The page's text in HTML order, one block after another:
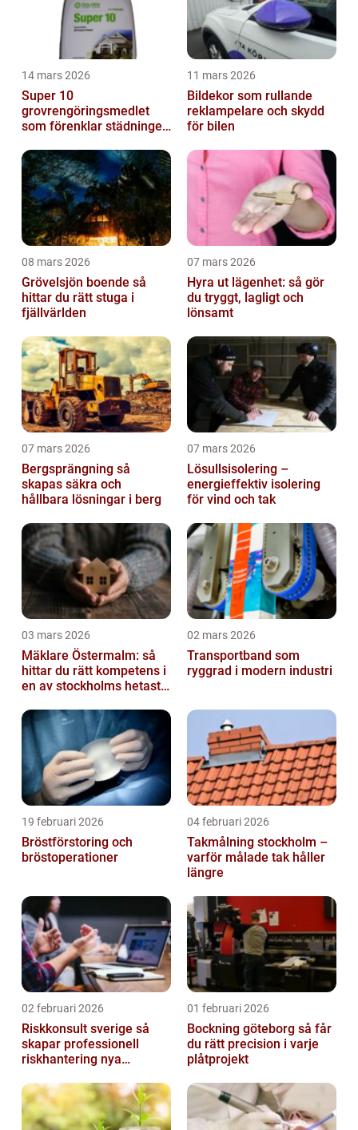
14 mars 2026
Super 10
grovrengöringsmedlet
som förenklar städningen
11 mars 2026
Bildekor som rullande
reklampelare och skydd
för bilen
08 mars 2026
Grövelsjön boende så
hittar du rätt stuga i
fjällvärlden
07 mars 2026
Hyra ut lägenhet: så gör
du tryggt, lagligt och
lönsamt
07 mars 2026
Bergsprängning så
skapas säkra och
hållbara lösningar i berg
07 mars 2026
Lösullsisolering –
energieffektiv isolering
för vind och tak
03 mars 2026
Mäklare Östermalm: så
hittar du rätt kompetens i
en av stockholms hetaste
02 mars 2026
Transportband som
ryggrad i modern industri
19 februari 2026
Bröstförstoring och
bröstoperationer
04 februari 2026
Takmålning stockholm –
varför målade tak håller
längre
02 februari 2026
Riskkonsult sverige så
skapar professionell
riskhantering nya
01 februari 2026
Bockning göteborg så får
du rätt precision i varje
plåtprojekt